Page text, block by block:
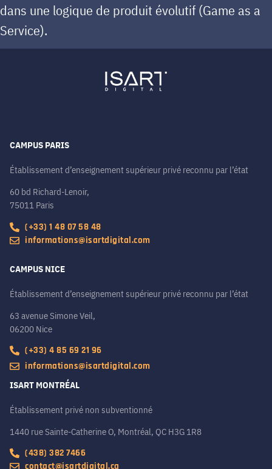
dans une logique de produit évolutif (Game as a
Service).
CAMPUS PARIS
Établissement d’enseignement supérieur privé reconnu par l’état
60 bd Richard-Lenoir,
75011 Paris
(+33) 1 48 07 58 48
informations@isartdigital.com
CAMPUS NICE
Établissement d’enseignement supérieur privé reconnu par l’état
63 avenue Simone Veil,
06200 Nice
(+33) 4 85 69 21 96
informations@isartdigital.com
ISART MONTRÉAL
Établissement privé non subventionné
1440 rue Sainte-Catherine O, Montréal, QC H3G 1R8
(438) 382 7466
contact@isartdigital.ca